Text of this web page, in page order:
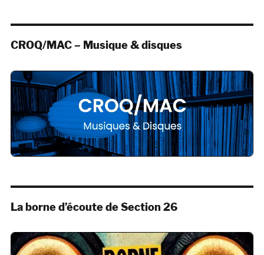
CROQ/MAC – Musique & disques
La borne d’écoute de Section 26